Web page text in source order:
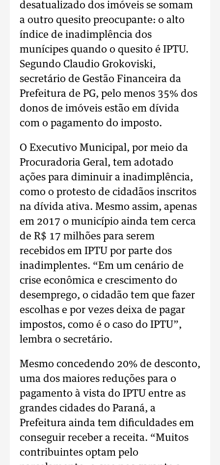
desatualizado dos imóveis se somam
a outro quesito preocupante: o alto
índice de inadimplência dos
munícipes quando o quesito é IPTU.
Segundo Claudio Grokoviski,
secretário de Gestão Financeira da
Prefeitura de PG, pelo menos 35% dos
donos de imóveis estão em dívida
com o pagamento do imposto.
O Executivo Municipal, por meio da
Procuradoria Geral, tem adotado
ações para diminuir a inadimplência,
como o protesto de cidadãos inscritos
na dívida ativa. Mesmo assim, apenas
em 2017 o município ainda tem cerca
de R$ 17 milhões para serem
recebidos em IPTU por parte dos
inadimplentes. “Em um cenário de
crise econômica e crescimento do
desemprego, o cidadão tem que fazer
escolhas e por vezes deixa de pagar
impostos, como é o caso do IPTU”,
lembra o secretário.
Mesmo concedendo 20% de desconto,
uma dos maiores reduções para o
pagamento à vista do IPTU entre as
grandes cidades do Paraná, a
Prefeitura ainda tem dificuldades em
conseguir receber a receita. “Muitos
contribuintes optam pelo